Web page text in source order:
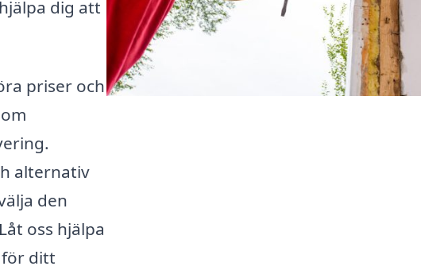
dig att
priser och
alternativ
den
oss hjälpa
ditt